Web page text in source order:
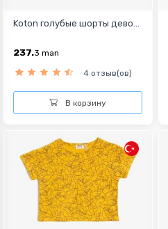
Koton голубые шорты дево...
237.3 man
4 отзыв(ов)
В корзину